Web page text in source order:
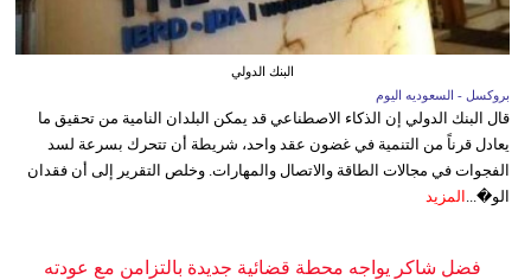
البنك الدولي
بروكسل - السعوديه اليوم
قال البنك الدولي إن الذكاء الاصطناعي قد يمكن البلدان النامية من تحقيق ما
يعادل قرناً من التنمية في غضون عقد واحد، شريطة أن تتحرك بسرعة لسد
الفجوات في مجالات الطاقة والاتصال والمهارات. وخلص التقرير إلى أن فقدان
الو�... المزيد
فضل شاكر يواجه محطة قضائية جديدة بالتزامن مع عودته